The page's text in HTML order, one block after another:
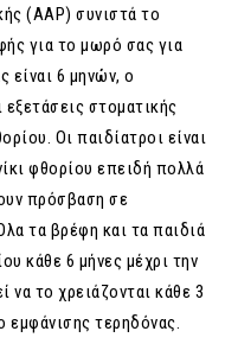
(AAP) συνιστά το
για το μωρό σας για
είναι 6 μηνών, ο
εξετάσεις στοματικής
Οι παιδίατροι είναι
φθορίου επειδή πολλά
πρόσβαση σε
τα βρέφη και τα παιδιά
κάθε 6 μήνες μέχρι την
να το χρειάζονται κάθε 3
εμφάνισης τερηδόνας.